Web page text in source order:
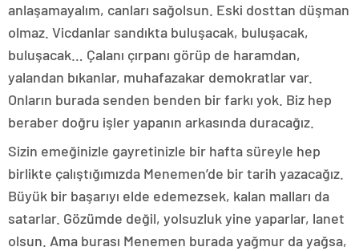
anlaşamayalım, canları sağolsun. Eski dosttan düşman
olmaz. Vicdanlar sandıkta buluşacak, buluşacak,
buluşacak… Çalanı çırpanı görüp de haramdan,
yalandan bıkanlar, muhafazakar demokratlar var.
Onların burada senden benden bir farkı yok. Biz hep
beraber doğru işler yapanın arkasında duracağız.
Sizin emeğinizle gayretinizle bir hafta süreyle hep
birlikte çalıştığımızda Menemen’de bir tarih yazacağız.
Büyük bir başarıyı elde edemezsek, kalan malları da
satarlar. Gözümde değil, yolsuzluk yine yaparlar, lanet
olsun. Ama burası Menemen burada yağmur da yağsa,